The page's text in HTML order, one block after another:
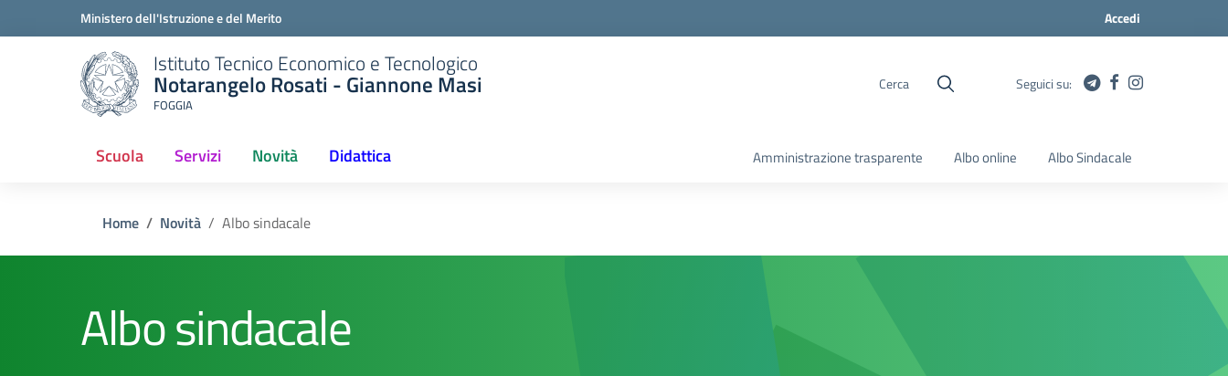
Ministero dell'Istruzione e del Merito Accedi
Istituto Tecnico Economico e Tecnologico
Notarangelo Rosati - Giannone Masi
FOGGIA
Cerca Seguici su:
Scuola Servizi Novità
(current) Didattica Amministrazione trasparente Albo online Albo Sindacale
Home Novità Albo sindacale
Albo sindacale